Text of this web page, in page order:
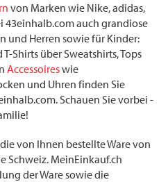
von Marken wie Nike, adidas,
43einhalb.com auch grandiose
und Herren sowie für Kinder:
Shirts über Sweatshirts, Tops
Accessoireswie
und Uhren finden Sie
Schauen Sie vorbei -
von Ihnen bestellte Ware von
Schweiz. MeinEinkauf.ch
der Ware sowie die